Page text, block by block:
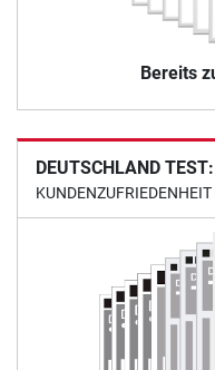
Bereits
DEUTSCHLAND